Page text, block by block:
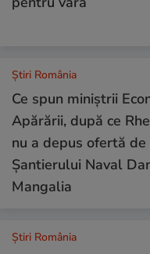
Știri România
Ce spun miniștrii
Apărării, după ce
nu a depus ofertă
Șantierului Naval
Mangalia
Știri România